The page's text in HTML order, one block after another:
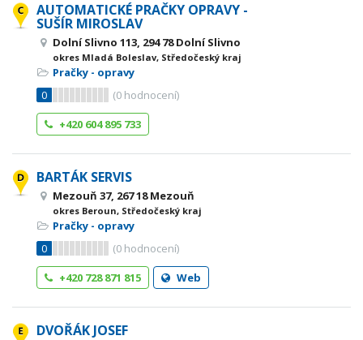
AUTOMATICKÉ PRAČKY OPRAVY -
SUŠÍR MIROSLAV
Dolní Slivno 113, 294 78 Dolní Slivno
okres Mladá Boleslav, Středočeský kraj
Pračky - opravy
0
(0 hodnocení)
+420 604 895 733
BARTÁK SERVIS
Mezouň 37, 267 18 Mezouň
okres Beroun, Středočeský kraj
Pračky - opravy
0
(0 hodnocení)
+420 728 871 815
Web
DVOŘÁK JOSEF